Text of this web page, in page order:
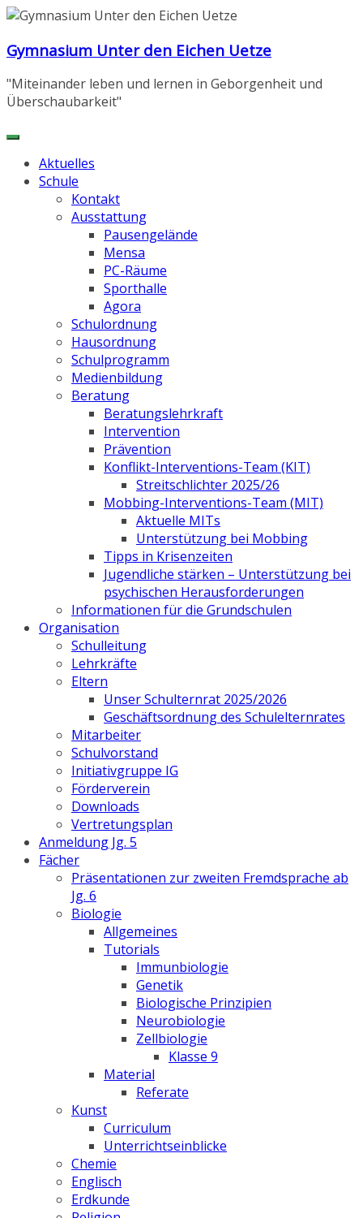
Zum
springen
Gymnasium Unter den Eichen Uetze
"Miteinander leben und lernen in Geborgenheit und
Überschaubarkeit"
Aktuelles
Schule
Kontakt
Ausstattung
Pausengelände
Mensa
PC-Räume
Sporthalle
Agora
Schulordnung
Hausordnung
Schulprogramm
Medienbildung
Beratung
Beratungslehrkraft
Intervention
Prävention
Konflikt-Interventions-Team (KIT)
Streitschlichter 2025/26
Mobbing-Interventions-Team (MIT)
Aktuelle MITs
Unterstützung bei Mobbing
Tipps in Krisenzeiten
Jugendliche stärken – Unterstützung bei
psychischen Herausforderungen
Informationen für die Grundschulen
Organisation
Schulleitung
Lehrkräfte
Eltern
Unser Schulternrat 2025/2026
Geschäftsordnung des Schulelternrates
Mitarbeiter
Schulvorstand
Initiativgruppe IG
Förderverein
Downloads
Vertretungsplan
Anmeldung Jg. 5
Fächer
Präsentationen zur zweiten Fremdsprache ab
Jg. 6
Biologie
Allgemeines
Tutorials
Immunbiologie
Genetik
Biologische Prinzipien
Neurobiologie
Zellbiologie
Klasse 9
Material
Referate
Kunst
Curriculum
Unterrichtseinblicke
Chemie
Englisch
Erdkunde